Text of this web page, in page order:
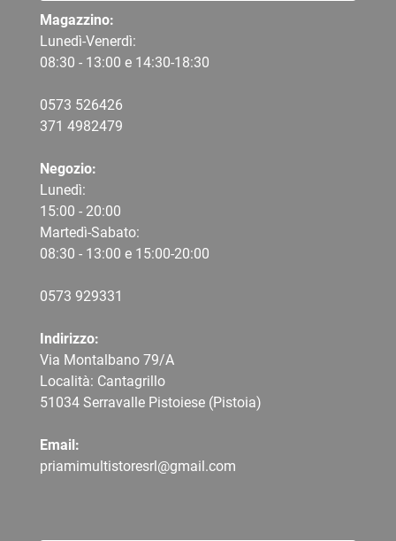
Magazzino:
Lunedì-Venerdì:
08:30 - 13:00 e 14:30-18:30
0573 526426
371 4982479
Negozio:
Lunedì:
15:00 - 20:00
Martedì-Sabato:
08:30 - 13:00 e 15:00-20:00
0573 929331
Indirizzo:
Via Montalbano 79/A
Località: Cantagrillo
51034 Serravalle Pistoiese (Pistoia)
Email:
priamimultistoresrl@gmail.com